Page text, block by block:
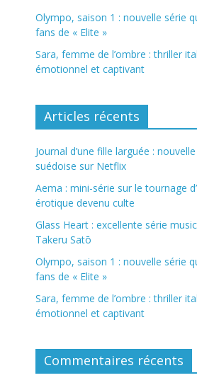
Olympo, saison 1 : nouvelle série
fans de « Elite »
Sara, femme de l’ombre : thriller
émotionnel et captivant
Articles récents
Journal d’une fille larguée :
suédoise sur Netflix
Aema : mini-série sur le tournage
érotique devenu culte
Glass Heart : excellente série
Takeru Satō
Olympo, saison 1 : nouvelle série
fans de « Elite »
Sara, femme de l’ombre : thriller
émotionnel et captivant
Commentaires récents